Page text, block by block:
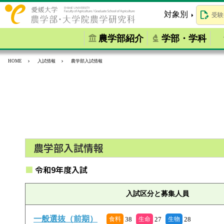
対象別 受
農学部紹介 学部・学科
HOME 入試情報 農学部入試情報
農学部入試情報
令和9年度入試
入試区分と募集人員
一般選抜（前期） 食料 38 生命 27 生物 28